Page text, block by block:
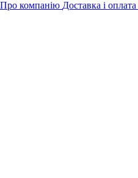
Про компанію Доставка і оплата